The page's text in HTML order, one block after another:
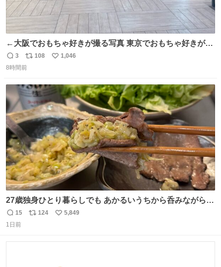
←大阪でおもちゃ好きが撮る写真 東京でおもちゃ好きが撮
る写真→
返
信
3
リ
ポ
ト
数
108
い
1,046
8時間前
27歳独身ひとり暮らしでも あかるいうちから呑みながらキ
返
信
15
リ
124
い
5,849
1日前